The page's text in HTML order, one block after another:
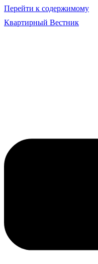
Перейти к содержимому
Квартирный Вестник